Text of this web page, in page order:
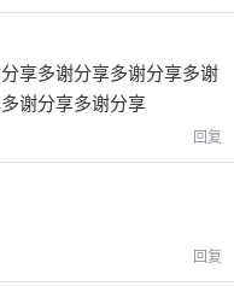
享多谢分享多谢分享多谢
谢分享多谢分享
回复
回复